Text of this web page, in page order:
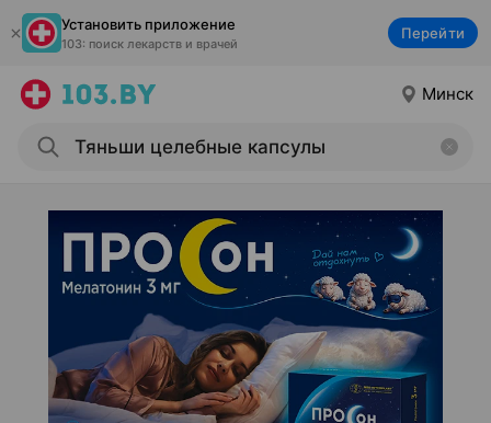
Установить приложение
103: поиск лекарств и врачей
Перейти
Минск